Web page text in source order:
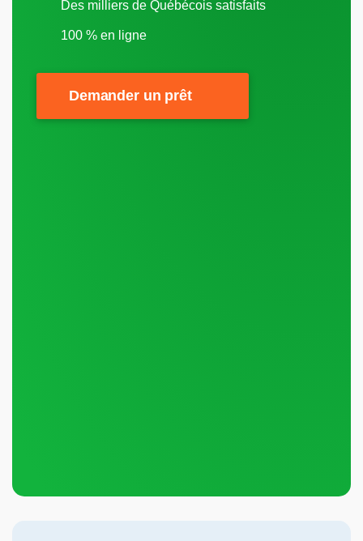
Des milliers de Québécois satisfaits
100 % en ligne
Demander un prêt